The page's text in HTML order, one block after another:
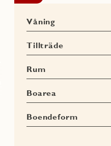
Våning
Tillträde
Rum
Boarea
Boendeform